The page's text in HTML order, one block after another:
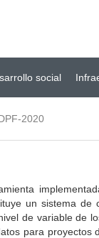
social
2020
un sistema
de variable de
para